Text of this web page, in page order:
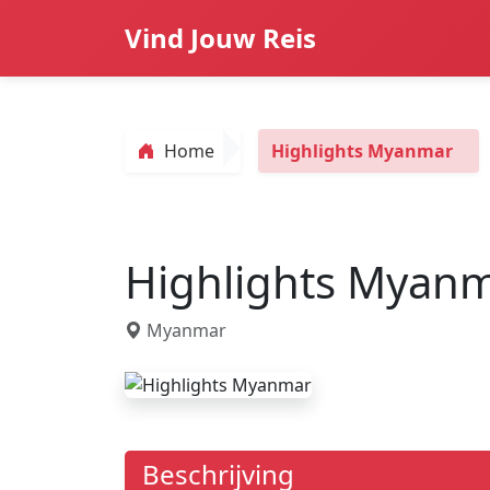
Vind Jouw Reis
Home Highlights Myanmar
Highlights
Myanmar
Beschrijving